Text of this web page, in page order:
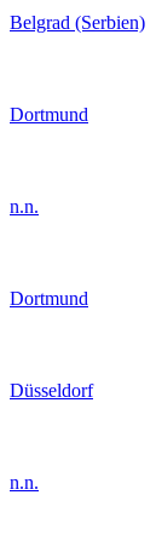
Belgrad (Serbien)
Dortmund
n.n.
Dortmund
Düsseldorf
n.n.